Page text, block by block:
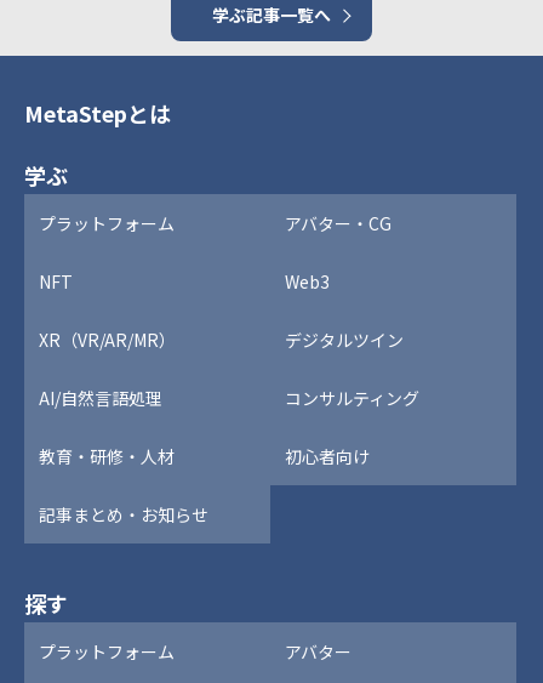
学ぶ記事一覧へ
MetaStepとは
学ぶ
プラットフォーム アバター・CG
NFT Web3
XR（VR/AR/MR） デジタルツイン
AI/自然言語処理 コンサルティング
教育・研修・人材 初心者向け
記事まとめ・お知らせ
探す
プラットフォーム アバター